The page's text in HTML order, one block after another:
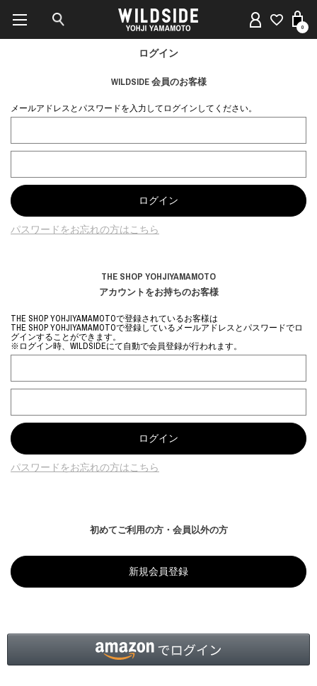
0
ログイン
WILDSIDE 会員のお客様
メールアドレスとパスワードを入力してログインしてください。
パスワードをお忘れの方はこちら
THE SHOP YOHJIYAMAMOTO
アカウントをお持ちのお客様
THE SHOP YOHJIYAMAMOTOで登録されているお客様は
THE SHOP YOHJIYAMAMOTOで登録しているメールアドレスとパスワードでロ
グインすることができます。
※ログイン時、WILDSIDEにて自動で会員登録が行われます。
パスワードをお忘れの方はこちら
初めてご利用の方・会員以外の方